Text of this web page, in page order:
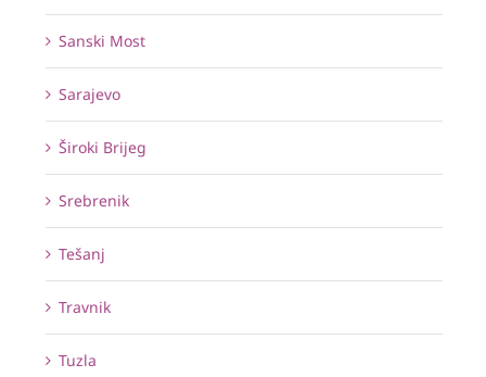
Sanski Most
Sarajevo
Široki Brijeg
Srebrenik
Tešanj
Travnik
Tuzla